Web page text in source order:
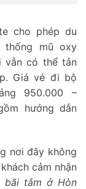
cho phép du
mũ oxy
vẫn có thể tản
Giá vé đi bộ
950.000 –
hướng dẫn
nơi đây không
cảm nhận
bãi tắm ở Hòn